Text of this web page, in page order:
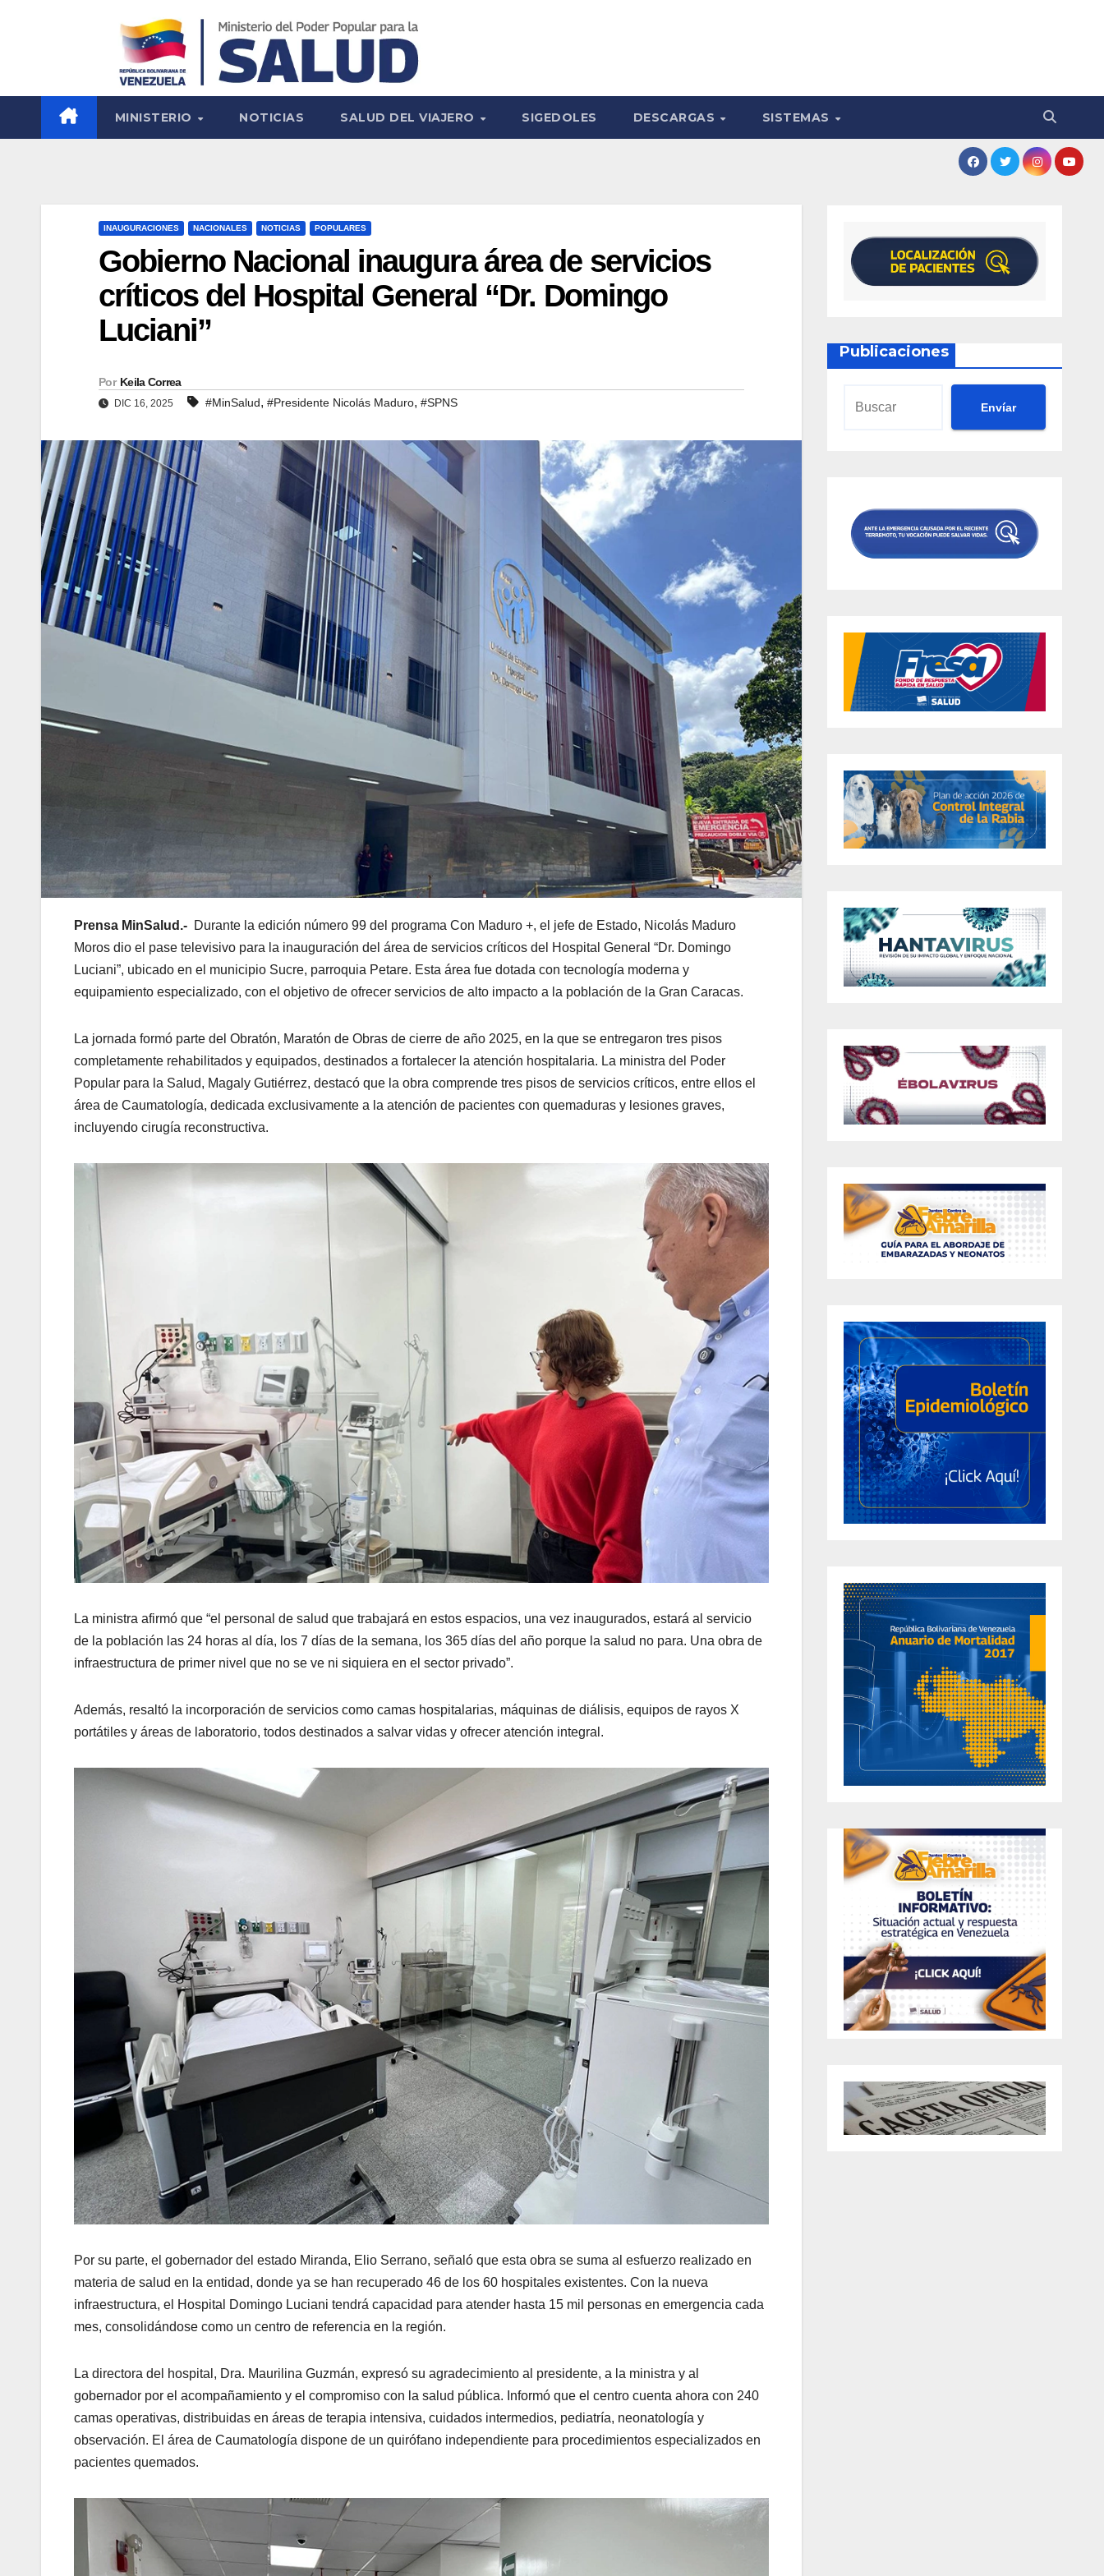
MINISTERIO NOTICIAS SALUD DEL VIAJERO SIGEDOLES DESCARGAS SISTEMAS
INAUGURACIONES NACIONALES NOTICIAS POPULARES
Gobierno Nacional inaugura área de servicios
críticos del Hospital General “Dr. Domingo
Luciani”
Por Keila Correa
DIC 16, 2025 #MinSalud, #Presidente Nicolás Maduro, #SPNS
Prensa MinSalud.- Durante la edición número 99 del programa Con Maduro +, el jefe de Estado, Nicolás Maduro
Moros dio el pase televisivo para la inauguración del área de servicios críticos del Hospital General “Dr. Domingo
Luciani”, ubicado en el municipio Sucre, parroquia Petare. Esta área fue dotada con tecnología moderna y
equipamiento especializado, con el objetivo de ofrecer servicios de alto impacto a la población de la Gran Caracas.
La jornada formó parte del Obratón, Maratón de Obras de cierre de año 2025, en la que se entregaron tres pisos
completamente rehabilitados y equipados, destinados a fortalecer la atención hospitalaria. La ministra del Poder
Popular para la Salud, Magaly Gutiérrez, destacó que la obra comprende tres pisos de servicios críticos, entre ellos el
área de Caumatología, dedicada exclusivamente a la atención de pacientes con quemaduras y lesiones graves,
incluyendo cirugía reconstructiva.
La ministra afirmó que “el personal de salud que trabajará en estos espacios, una vez inaugurados, estará al servicio
de la población las 24 horas al día, los 7 días de la semana, los 365 días del año porque la salud no para. Una obra de
infraestructura de primer nivel que no se ve ni siquiera en el sector privado”.
Además, resaltó la incorporación de servicios como camas hospitalarias, máquinas de diálisis, equipos de rayos X
portátiles y áreas de laboratorio, todos destinados a salvar vidas y ofrecer atención integral.
Por su parte, el gobernador del estado Miranda, Elio Serrano, señaló que esta obra se suma al esfuerzo realizado en
materia de salud en la entidad, donde ya se han recuperado 46 de los 60 hospitales existentes. Con la nueva
infraestructura, el Hospital Domingo Luciani tendrá capacidad para atender hasta 15 mil personas en emergencia cada
mes, consolidándose como un centro de referencia en la región.
La directora del hospital, Dra. Maurilina Guzmán, expresó su agradecimiento al presidente, a la ministra y al
gobernador por el acompañamiento y el compromiso con la salud pública. Informó que el centro cuenta ahora con 240
camas operativas, distribuidas en áreas de terapia intensiva, cuidados intermedios, pediatría, neonatología y
observación. El área de Caumatología dispone de un quirófano independiente para procedimientos especializados en
pacientes quemados.
Publicaciones
Envíar